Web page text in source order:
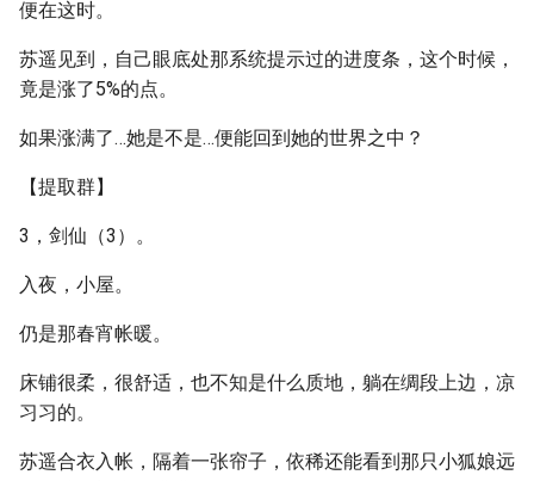
便在这时。
苏遥见到，自己眼底处那系统提示过的进度条，这个时候，
竟是涨了5%的点。
如果涨满了…她是不是…便能回到她的世界之中？
【提取群】
3，剑仙（3）。
入夜，小屋。
仍是那春宵帐暖。
床铺很柔，很舒适，也不知是什么质地，躺在绸段上边，凉
习习的。
苏遥合衣入帐，隔着一张帘子，依稀还能看到那只小狐娘远